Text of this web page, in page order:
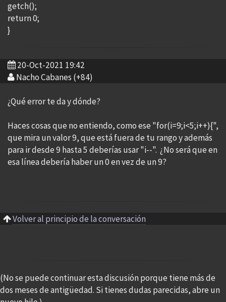
getch();
return 0;
}
20-Oct-2021 19:42
Nacho Cabanes (+84)
¿Qué error te da y dónde?
Haces cosas que no entiendo, como ese "for(i=9;i<5;i++){",
que mira un valor 9, que está fuera de tu rango y además
para ir desde 9 hasta 5 deberías usar "i--". ¿No será que en
esa línea debería haber un 0 en vez de un 9?
Volver al principio de la conversación
(No se puede continuar esta discusión porque tiene más de
dos meses de antigüedad. Si tienes dudas parecidas, abre un